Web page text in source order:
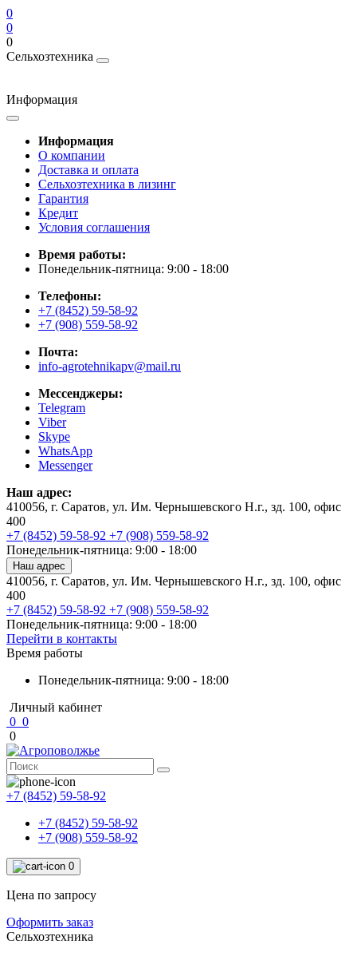
0
0
0
Сельхозтехника
Информация
Информация
О компании
Доставка и оплата
Сельхозтехника в лизинг
Гарантия
Кредит
Условия соглашения
Время работы:
Понедельник-пятница: 9:00 - 18:00
Телефоны:
+7 (8452) 59-58-92
+7 (908) 559-58-92
Почта:
info-agrotehnikapv@mail.ru
Мессенджеры:
Telegram
Viber
Skype
WhatsApp
Messenger
Наш адрес:
410056, г. Саратов, ул. Им. Чернышевского Н.г., зд. 100, офис
400
+7 (8452) 59-58-92 +7 (908) 559-58-92
Понедельник-пятница: 9:00 - 18:00
Наш адрес
410056, г. Саратов, ул. Им. Чернышевского Н.г., зд. 100, офис
400
+7 (8452) 59-58-92 +7 (908) 559-58-92
Понедельник-пятница: 9:00 - 18:00
Перейти в контакты
Время работы
Понедельник-пятница: 9:00 - 18:00
Личный кабинет
0 0
0
+7 (8452) 59-58-92
+7 (8452) 59-58-92
+7 (908) 559-58-92
0
Цена по запросу
Оформить заказ
Сельхозтехника